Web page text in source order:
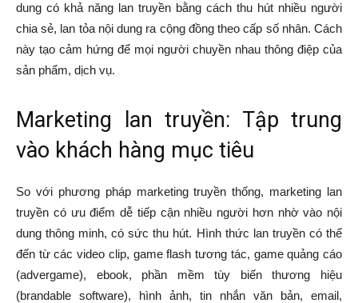
dung có khả năng lan truyền bằng cách thu hút nhiều người
chia sẻ, lan tỏa nội dung ra cộng đồng theo cấp số nhân. Cách
này tạo cảm hứng để mọi người chuyền nhau thông điệp của
sản phẩm, dịch vụ.
Marketing lan truyền: Tập trung
vào khách hàng mục tiêu
So với phương pháp marketing truyền thống, marketing lan
truyền có ưu điểm dễ tiếp cận nhiều người hơn nhờ vào nội
dung thông minh, có sức thu hút. Hình thức lan truyền có thể
đến từ các video clip, game flash tương tác, game quảng cáo
(advergame), ebook, phần mềm tùy biến thương hiệu
(brandable software), hình ảnh, tin nhắn văn bản, email,